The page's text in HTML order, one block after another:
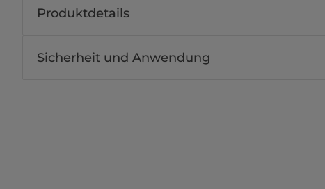
Produktdetails
Sicherheit und Anwendung